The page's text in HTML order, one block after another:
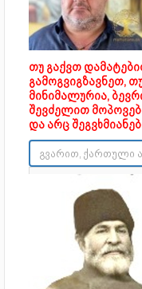
თუ გაქვთ
გამოგვიგზავნეთ,
მინიმალურია,
შევძელით
და არც